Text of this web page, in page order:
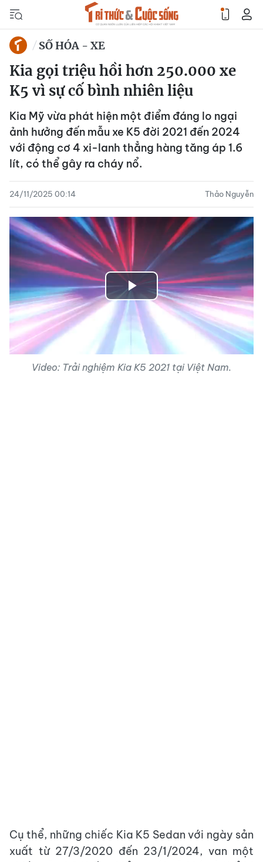
SỐ HÓA - XE
Kia gọi triệu hồi hơn 250.000 xe
K5 vì sự cố bình nhiên liệu
Kia Mỹ vừa phát hiện một điểm đáng lo ngại
ảnh hưởng đến mẫu xe K5 đời 2021 đến 2024
với động cơ 4 xi-lanh thẳng hàng tăng áp 1.6
lít, có thể gây ra cháy nổ.
24/11/2025 00:14 Thảo Nguyễn
Play
Video
Video: Trải nghiệm Kia K5 2021 tại Việt Nam.
Cụ thể, những chiếc Kia K5 Sedan với ngày sản
xuất từ ​​27/3/2020 đến 23/1/2024, van một